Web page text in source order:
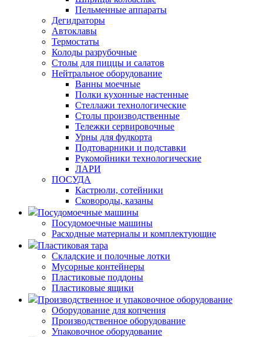
Пельменные аппараты
Дегидраторы
Автоклавы
Термостаты
Колоды разрубочные
Столы для пиццы и салатов
Нейтральное оборудование
Ванны моечные
Полки кухонные настенные
Стеллажи технологические
Столы производственные
Тележки сервировочные
Урны для фудкорта
Подтоварники и подставки
Рукомойники технологические
ЛАРИ
ПОСУДА
Кастрюли, сотейники
Сковороды, казаны
Посудомоечные машины
Посудомоечные машины
Расходные материалы и комплектующие
Пластиковая тара
Складские и полочные лотки
Мусорные контейнеры
Пластиковые поддоны
Пластиковые ящики
Производственное и упаковочное оборудование
Оборудование для копчения
Производственное оборудование
Упаковочное оборудование